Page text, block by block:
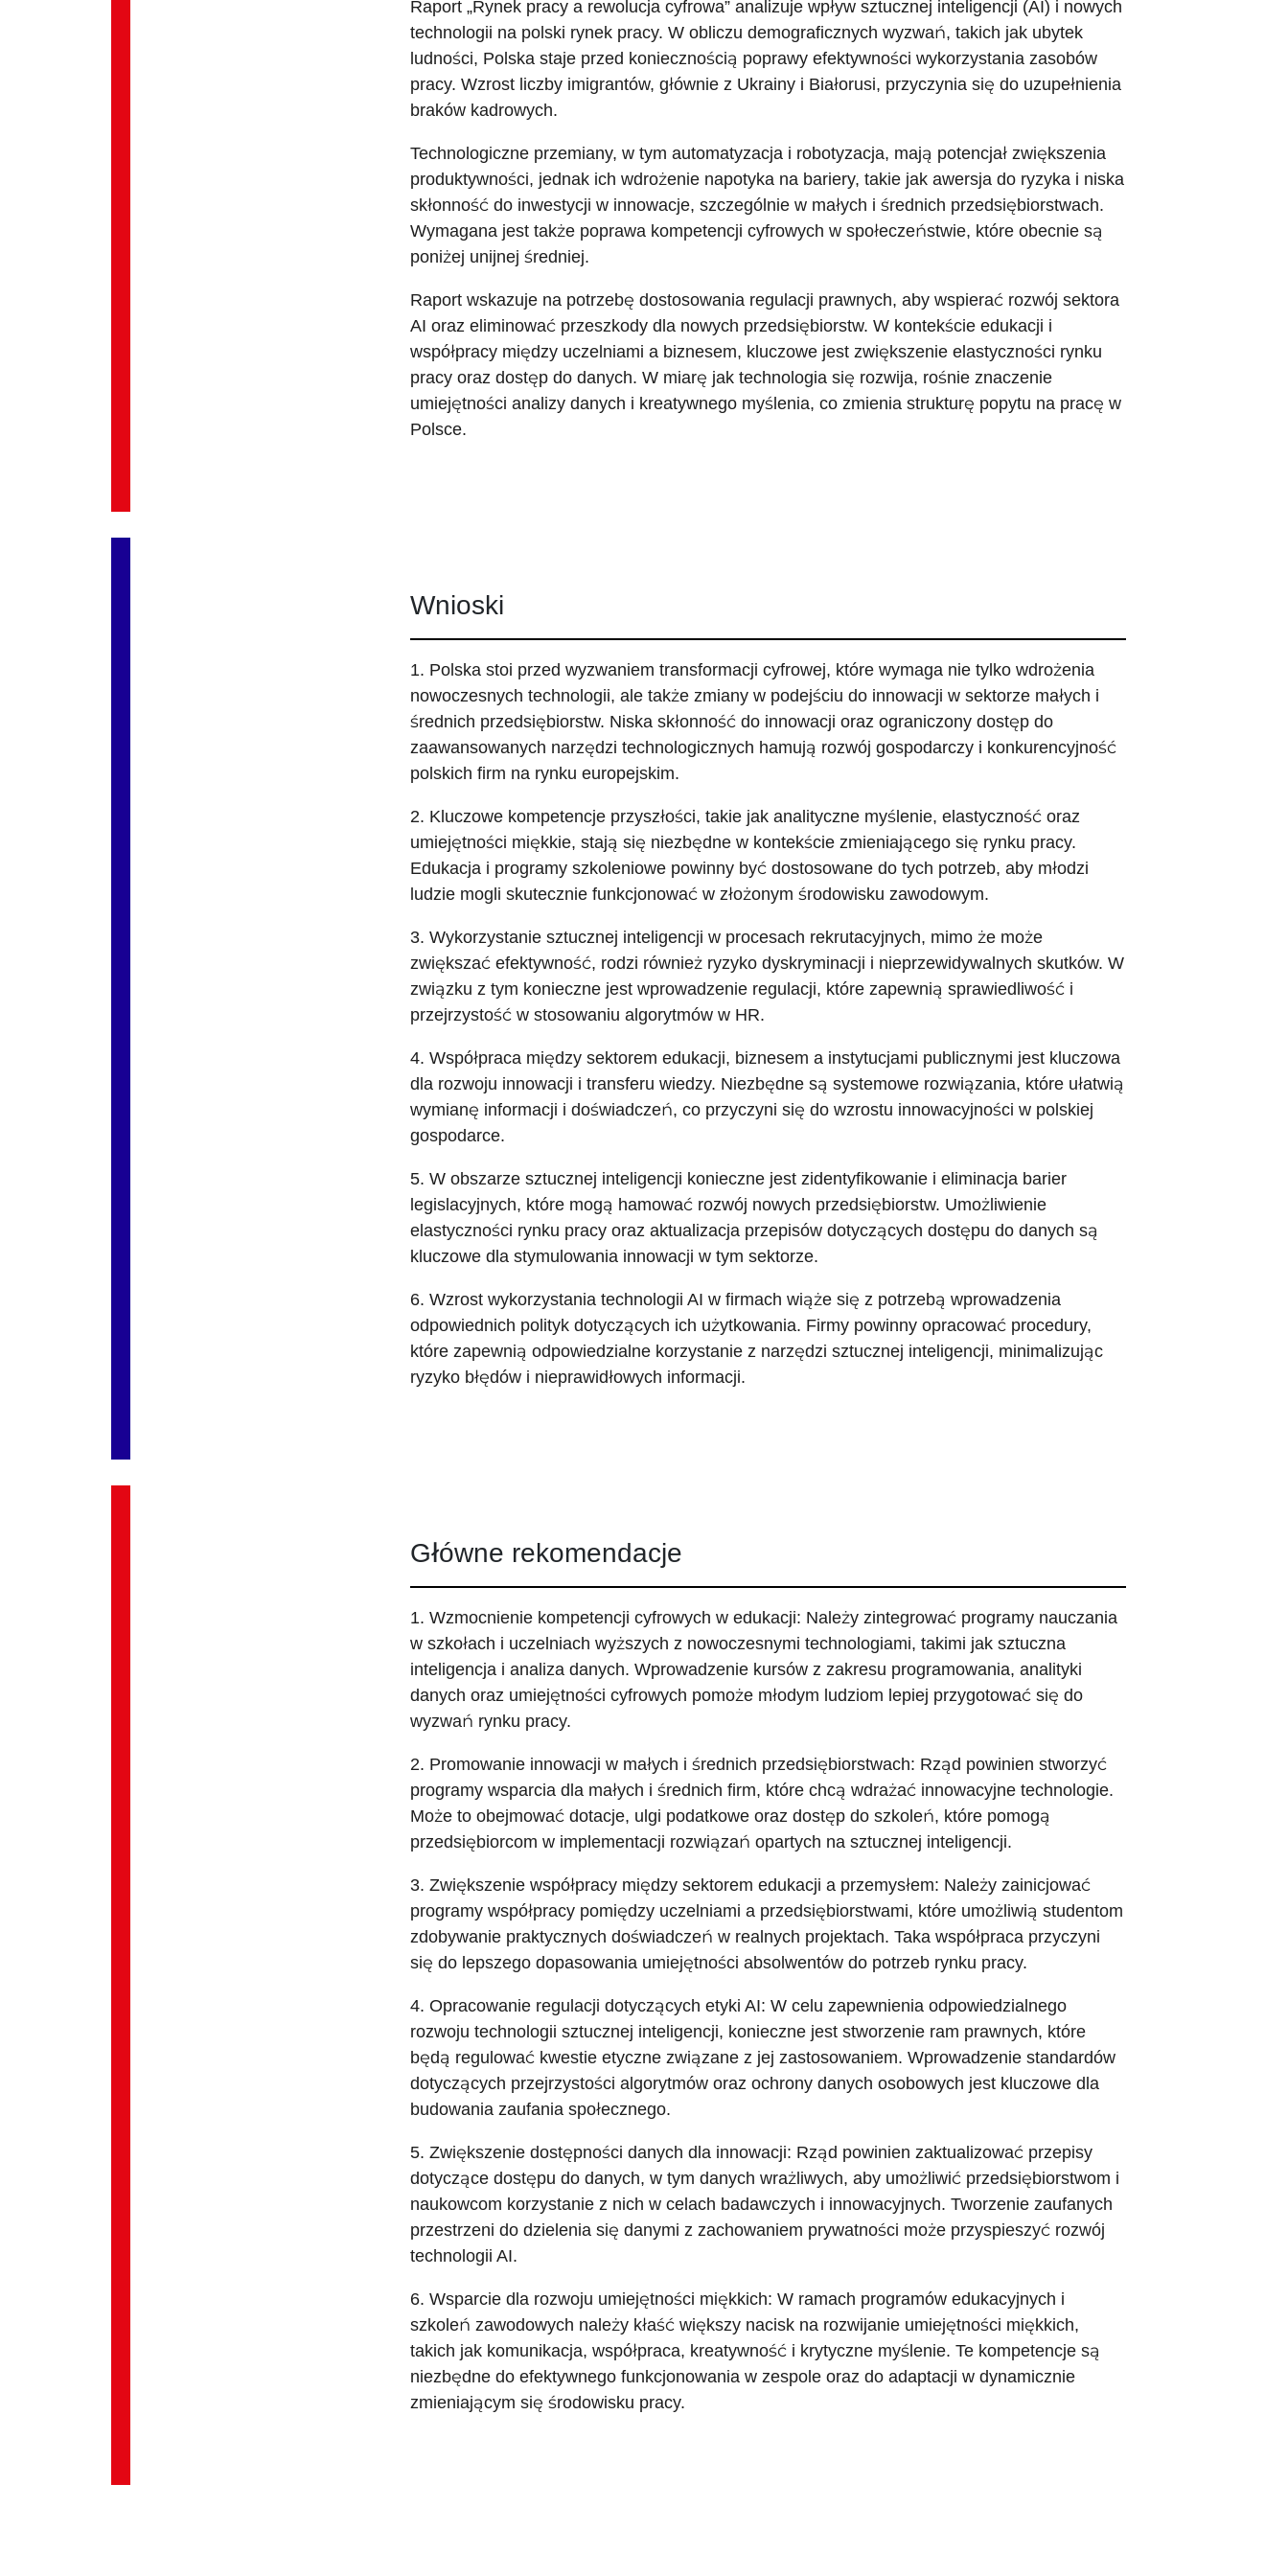
Raport „Rynek pracy a rewolucja cyfrowa” analizuje wpływ sztucznej inteligencji (AI) i nowych
technologii na polski rynek pracy. W obliczu demograficznych wyzwań, takich jak ubytek
ludności, Polska staje przed koniecznością poprawy efektywności wykorzystania zasobów
pracy. Wzrost liczby imigrantów, głównie z Ukrainy i Białorusi, przyczynia się do uzupełnienia
braków kadrowych.
Technologiczne przemiany, w tym automatyzacja i robotyzacja, mają potencjał zwiększenia
produktywności, jednak ich wdrożenie napotyka na bariery, takie jak awersja do ryzyka i niska
skłonność do inwestycji w innowacje, szczególnie w małych i średnich przedsiębiorstwach.
Wymagana jest także poprawa kompetencji cyfrowych w społeczeństwie, które obecnie są
poniżej unijnej średniej.
Raport wskazuje na potrzebę dostosowania regulacji prawnych, aby wspierać rozwój sektora
AI oraz eliminować przeszkody dla nowych przedsiębiorstw. W kontekście edukacji i
współpracy między uczelniami a biznesem, kluczowe jest zwiększenie elastyczności rynku
pracy oraz dostęp do danych. W miarę jak technologia się rozwija, rośnie znaczenie
umiejętności analizy danych i kreatywnego myślenia, co zmienia strukturę popytu na pracę w
Polsce.
Wnioski
1. Polska stoi przed wyzwaniem transformacji cyfrowej, które wymaga nie tylko wdrożenia
nowoczesnych technologii, ale także zmiany w podejściu do innowacji w sektorze małych i
średnich przedsiębiorstw. Niska skłonność do innowacji oraz ograniczony dostęp do
zaawansowanych narzędzi technologicznych hamują rozwój gospodarczy i konkurencyjność
polskich firm na rynku europejskim.
2. Kluczowe kompetencje przyszłości, takie jak analityczne myślenie, elastyczność oraz
umiejętności miękkie, stają się niezbędne w kontekście zmieniającego się rynku pracy.
Edukacja i programy szkoleniowe powinny być dostosowane do tych potrzeb, aby młodzi
ludzie mogli skutecznie funkcjonować w złożonym środowisku zawodowym.
3. Wykorzystanie sztucznej inteligencji w procesach rekrutacyjnych, mimo że może
zwiększać efektywność, rodzi również ryzyko dyskryminacji i nieprzewidywalnych skutków. W
związku z tym konieczne jest wprowadzenie regulacji, które zapewnią sprawiedliwość i
przejrzystość w stosowaniu algorytmów w HR.
4. Współpraca między sektorem edukacji, biznesem a instytucjami publicznymi jest kluczowa
dla rozwoju innowacji i transferu wiedzy. Niezbędne są systemowe rozwiązania, które ułatwią
wymianę informacji i doświadczeń, co przyczyni się do wzrostu innowacyjności w polskiej
gospodarce.
5. W obszarze sztucznej inteligencji konieczne jest zidentyfikowanie i eliminacja barier
legislacyjnych, które mogą hamować rozwój nowych przedsiębiorstw. Umożliwienie
elastyczności rynku pracy oraz aktualizacja przepisów dotyczących dostępu do danych są
kluczowe dla stymulowania innowacji w tym sektorze.
6. Wzrost wykorzystania technologii AI w firmach wiąże się z potrzebą wprowadzenia
odpowiednich polityk dotyczących ich użytkowania. Firmy powinny opracować procedury,
które zapewnią odpowiedzialne korzystanie z narzędzi sztucznej inteligencji, minimalizując
ryzyko błędów i nieprawidłowych informacji.
Główne rekomendacje
1. Wzmocnienie kompetencji cyfrowych w edukacji: Należy zintegrować programy nauczania
w szkołach i uczelniach wyższych z nowoczesnymi technologiami, takimi jak sztuczna
inteligencja i analiza danych. Wprowadzenie kursów z zakresu programowania, analityki
danych oraz umiejętności cyfrowych pomoże młodym ludziom lepiej przygotować się do
wyzwań rynku pracy.
2. Promowanie innowacji w małych i średnich przedsiębiorstwach: Rząd powinien stworzyć
programy wsparcia dla małych i średnich firm, które chcą wdrażać innowacyjne technologie.
Może to obejmować dotacje, ulgi podatkowe oraz dostęp do szkoleń, które pomogą
przedsiębiorcom w implementacji rozwiązań opartych na sztucznej inteligencji.
3. Zwiększenie współpracy między sektorem edukacji a przemysłem: Należy zainicjować
programy współpracy pomiędzy uczelniami a przedsiębiorstwami, które umożliwią studentom
zdobywanie praktycznych doświadczeń w realnych projektach. Taka współpraca przyczyni
się do lepszego dopasowania umiejętności absolwentów do potrzeb rynku pracy.
4. Opracowanie regulacji dotyczących etyki AI: W celu zapewnienia odpowiedzialnego
rozwoju technologii sztucznej inteligencji, konieczne jest stworzenie ram prawnych, które
będą regulować kwestie etyczne związane z jej zastosowaniem. Wprowadzenie standardów
dotyczących przejrzystości algorytmów oraz ochrony danych osobowych jest kluczowe dla
budowania zaufania społecznego.
5. Zwiększenie dostępności danych dla innowacji: Rząd powinien zaktualizować przepisy
dotyczące dostępu do danych, w tym danych wrażliwych, aby umożliwić przedsiębiorstwom i
naukowcom korzystanie z nich w celach badawczych i innowacyjnych. Tworzenie zaufanych
przestrzeni do dzielenia się danymi z zachowaniem prywatności może przyspieszyć rozwój
technologii AI.
6. Wsparcie dla rozwoju umiejętności miękkich: W ramach programów edukacyjnych i
szkoleń zawodowych należy kłaść większy nacisk na rozwijanie umiejętności miękkich,
takich jak komunikacja, współpraca, kreatywność i krytyczne myślenie. Te kompetencje są
niezbędne do efektywnego funkcjonowania w zespole oraz do adaptacji w dynamicznie
zmieniającym się środowisku pracy.